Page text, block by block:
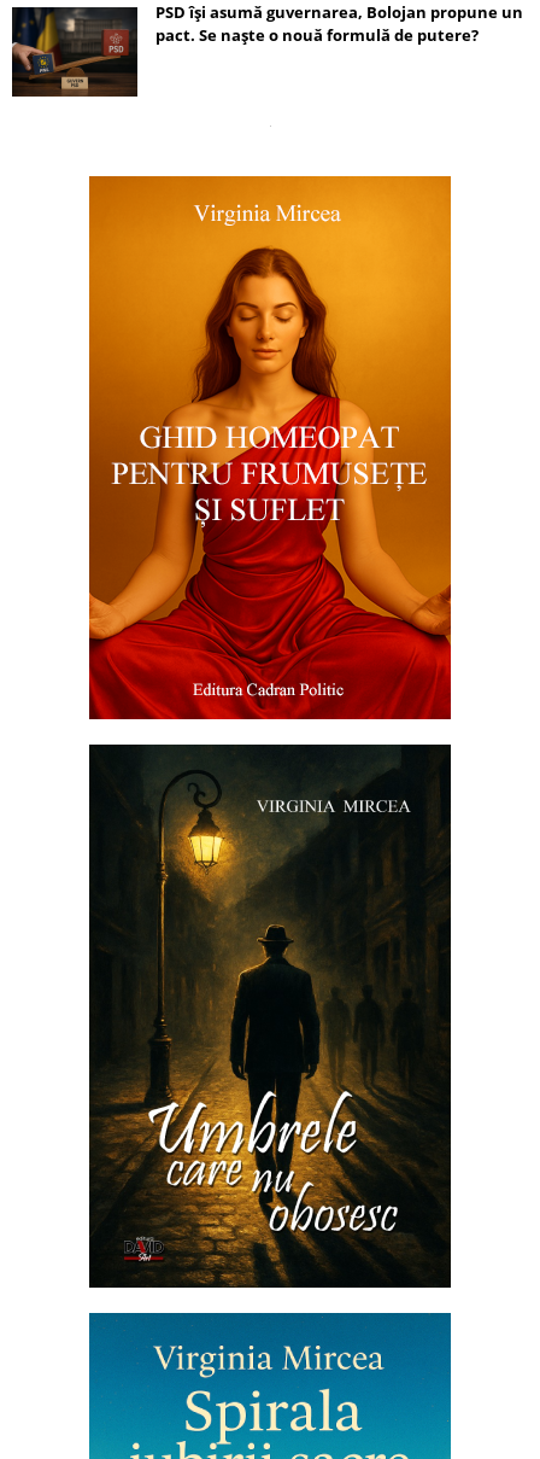
PSD își asumă guvernarea, Bolojan propune un
pact. Se naște o nouă formulă de putere?